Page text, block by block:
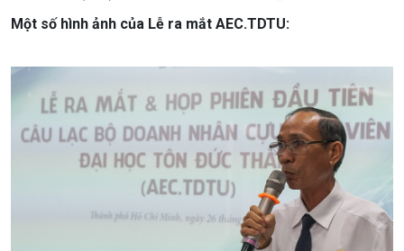
Một số hình ảnh của Lễ ra mắt AEC.TDTU: